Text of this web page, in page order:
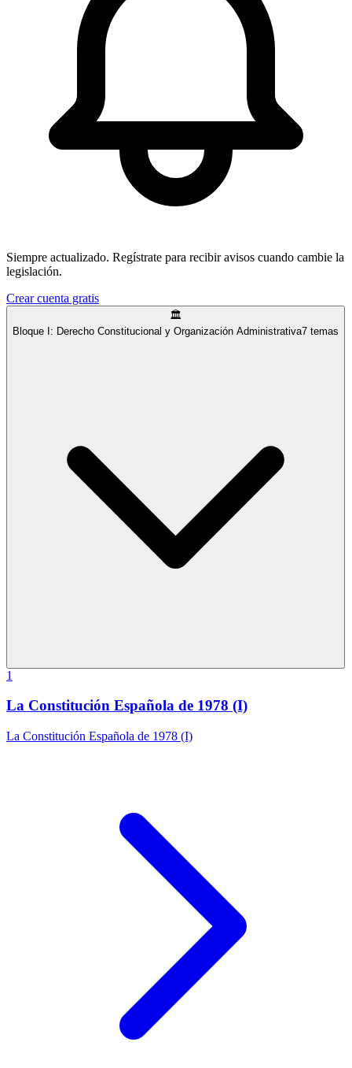
Siempre actualizado. Regístrate para recibir avisos cuando cambie la
legislación.
Crear cuenta gratis
🏛️
Bloque I: Derecho Constitucional y Organización Administrativa7 temas
1
La Constitución Española de 1978 (I)
La Constitución Española de 1978 (I)